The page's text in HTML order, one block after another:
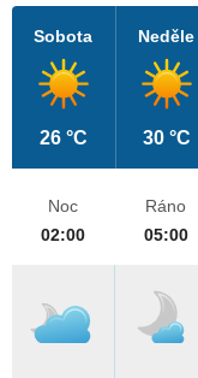
Sobota
26 °C
Neděle
30 °C
Noc
02:00
Ráno
05:00